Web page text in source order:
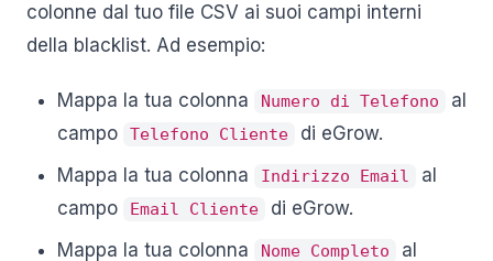
colonne dal tuo file CSV ai suoi campi interni
della blacklist. Ad esempio:
Mappa la tua colonna Numero di Telefono
al
campo
Telefono Cliente
di eGrow.
Mappa la tua colonna
Indirizzo Email
al
campo
Email Cliente
di eGrow.
Mappa la tua colonna
Nome Completo al